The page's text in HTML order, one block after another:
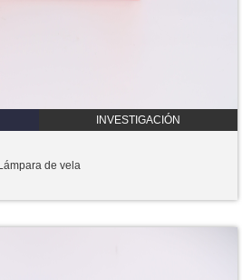
INVESTIGACIÓN
Lámpara de vela